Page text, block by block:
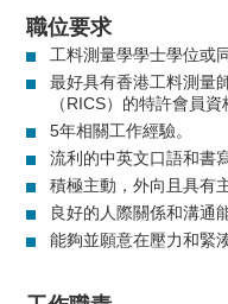
職位要求
工料測量學學士學位或
最好具有香港工料測量
（RICS）的特許會員資
5年相關工作經驗。
流利的中英文口語和書
積極主動，外向且具有
良好的人際關係和溝通
能夠並願意在壓力和緊